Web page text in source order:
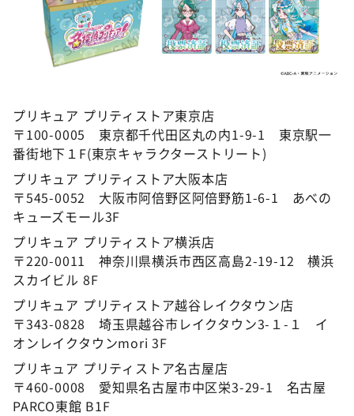
プリキュア プリティストア東京店
〒100-0005 東京都千代田区丸の内1-9-1 東京駅一
番街地下１F(東京キャラクターストリート)
プリキュア プリティストア大阪本店
〒545-0052 大阪市阿倍野区阿倍野筋1-6-1 あべの
キューズモール3F
プリキュア プリティストア横浜店
〒220-0011 神奈川県横浜市西区高島2-19-12 横浜
スカイビル 8F
プリキュア プリティストア越谷レイクタウン店
〒343-0828 埼玉県越谷市レイクタウン3-１-１ イ
オンレイクタウンmori 3F
プリキュア プリティストア名古屋店
〒460-0008 愛知県名古屋市中区栄3-29-1 名古屋
PARCO東館 B1F